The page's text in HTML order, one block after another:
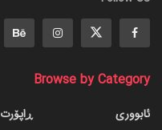
Browse by Category
ئابووری
ڕاپۆرت